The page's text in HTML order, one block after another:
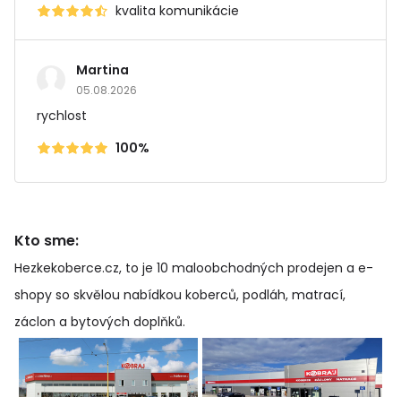
kvalita komunikácie
Martina
05.08.2026
rychlost
100%
Kto sme:
Hezkekoberce.cz, to je 10 maloobchodných prodejen a e-
shopy so skvělou nabídkou koberců, podláh, matrací,
záclon a bytových doplňků.